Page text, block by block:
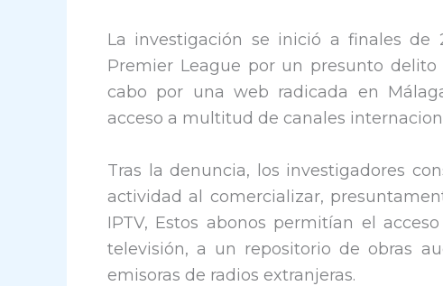
La investigación se inició a finales de
Premier League por un presunto
cabo por una web radicada en
acceso a multitud de canales
Tras la denuncia, los investigadores
actividad al comercializar,
IPTV, Estos abonos permitían el
televisión, a un repositorio de obras
emisoras de radios extranjeras.